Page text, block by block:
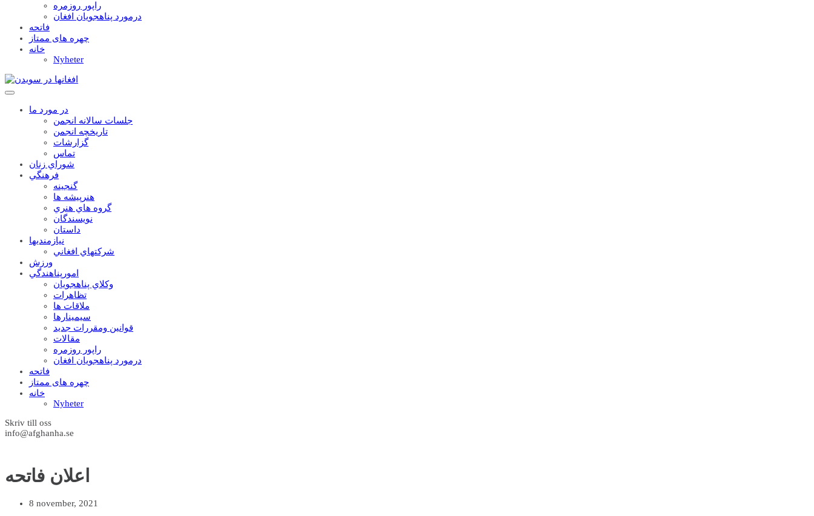
راپور روزمره
درمورد پناهجويان افغان
فاتحه
چهره های ممتاز
خانه
Nyheter
در مورد ما
جلسات سالانه انجمن
تاریخچه انجمن
گزارشات
تماس
شوراي زنان
فرهنگي
گنجينه
هنرپيشه ها
گروه هاي هنري
نويسندگان
داستان
نيازمنديها
شرکتهاي افغاني
ورزش
امورپناهندگي
وکلاي پناهجويان
تظاهرات
ملاقات ها
سيمينارها
قوانين ومقررات جديد
مقالات
راپور روزمره
درمورد پناهجويان افغان
فاتحه
چهره های ممتاز
خانه
Nyheter
Skriv till oss
info@afghanha.se
اعلان فاتحه
8 november, 2021